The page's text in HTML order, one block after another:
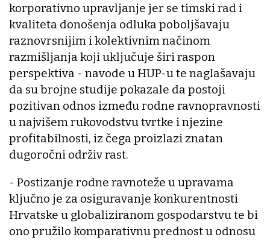
korporativno upravljanje jer se timski rad i
kvaliteta donošenja odluka poboljšavaju
raznovrsnijim i kolektivnim načinom
razmišljanja koji uključuje širi raspon
perspektiva - navode u HUP-u te naglašavaju
da su brojne studije pokazale da postoji
pozitivan odnos između rodne ravnopravnosti
u najvišem rukovodstvu tvrtke i njezine
profitabilnosti, iz čega proizlazi znatan
dugoročni održiv rast.
- Postizanje rodne ravnoteže u upravama
ključno je za osiguravanje konkurentnosti
Hrvatske u globaliziranom gospodarstvu te bi
ono pružilo komparativnu prednost u odnosu